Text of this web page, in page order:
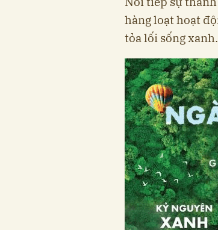
hàng loạt hoạt
tỏa lối sống